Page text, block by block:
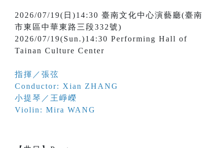
2026/07/19(日)14:30 臺南文化中心演藝廳(臺南
市東區中華東路三段332號)
2026/07/19(Sun.)14:30 Performing Hall of
Tainan Culture Center
指揮／張弦
Conductor: Xian ZHANG
小提琴／王崢嶸
Violin: Mira WANG